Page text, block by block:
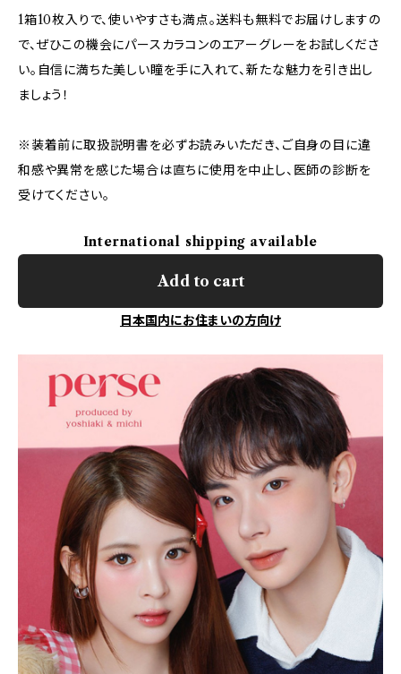
1箱10枚入りで、使いやすさも満点。送料も無料でお届けしますの
で、ぜひこの機会にパースカラコンのエアーグレーをお試しくださ
い。自信に満ちた美しい瞳を手に入れて、新たな魅力を引き出し
ましょう！
※装着前に取扱説明書を必ずお読みいただき、ご自身の目に違
和感や異常を感じた場合は直ちに使用を中止し、医師の診断を
受けてください。
International shipping available
Add to cart
日本国内にお住まいの方向け